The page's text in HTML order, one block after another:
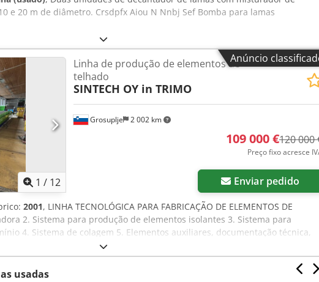
e 20 m de diâmetro. Crsdpfx Aiou N Nnbj Sef Bomba para lamas
Anúncio
1 / 12
Grosuplje 2 002 km
Linha de produção de elementos de
telhado
SINTECH OY in TRIMO
109 000 €120 000
Preço fixo acresce
Enviar pedido
2001, LINHA TECNOLÓGICA PARA FABRICAÇÃO DE ELEMENTOS DE
2. Sistema para produção de elementos isolantes 3. Sistema para
4. Sistema de colagem 5. Elementos auxiliares, documentação técnica,
de telhado produzidos na linha tecnológica: - Painéis de telhado com
x 1070mm - Painéis de telhado de meio módulo 550 x 1070 mm
sem camada anticondensação em vários comprimentos (até 6 m)
usadas